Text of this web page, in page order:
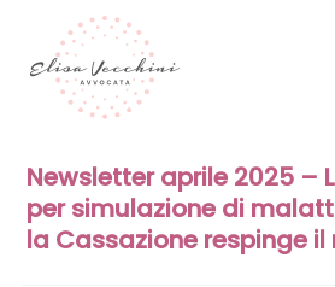
content
HOME
Newsletter aprile 2025 –
per simulazione di
la Cassazione respinge il